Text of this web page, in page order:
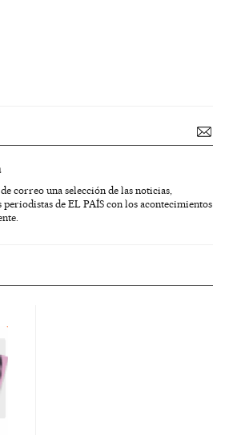
correo una selección de las noticias,
de EL PAÍS con los acontecimientos